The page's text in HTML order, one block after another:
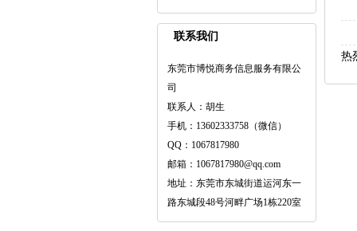
联系我们
东莞市博悦商务信息服务有限公
司
联系人：胡生
手机：13602333758（微信）
QQ：1067817980
邮箱：1067817980@qq.com
地址：东莞市东城街道运河东一
路东城段48号河畔广场1栋220室
热